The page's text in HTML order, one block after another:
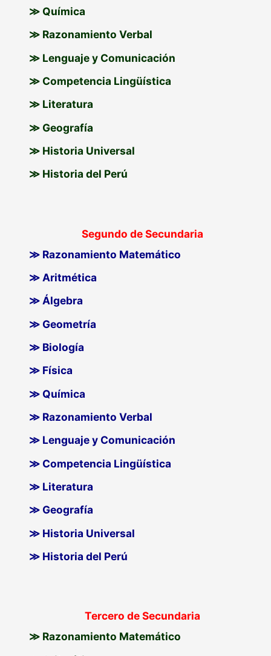
≫ Química
≫ Razonamiento Verbal
≫ Lenguaje y Comunicación
≫ Competencia Lingüística
≫ Literatura
≫ Geografía
≫ Historia Universal
≫ Historia del Perú
Segundo de Secundaria
≫ Razonamiento Matemático
≫ Aritmética
≫ Álgebra
≫ Geometría
≫ Biología
≫ Física
≫ Química
≫ Razonamiento Verbal
≫ Lenguaje y Comunicación
≫ Competencia Lingüística
≫ Literatura
≫ Geografía
≫ Historia Universal
≫ Historia del Perú
Tercero de Secundaria
≫ Razonamiento Matemático